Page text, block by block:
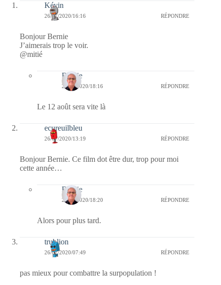
Kévin
26/07/2020/16:16 RÉPONDRE
Bonjour Bernie
J’aimerais trop le voir.
@mitié
Bernie
26/07/2020/18:16 RÉPONDRE
Le 12 août sera vite là
ecureuilbleu
26/07/2020/13:19 RÉPONDRE
Bonjour Bernie. Ce film dot être dur, trop pour moi
cette année…
Bernie
26/07/2020/18:20 RÉPONDRE
Alors pour plus tard.
trublion
26/07/2020/07:49 RÉPONDRE
pas mieux pour combattre la surpopulation !